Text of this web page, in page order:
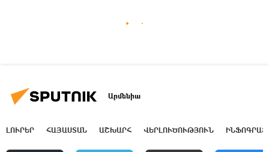
Արմենիա
ԼՈՒՐԵՐ ՀԱՅԱՍՏԱՆ ԱՇԽԱՐՀ ՎԵՐԼՈՒԾՈՒԹՅՈՒՆ